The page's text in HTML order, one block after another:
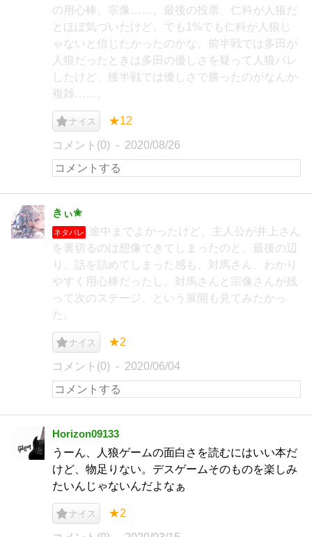
の用心棒。宗像……。最後の投票、仁科が人狼だ
とほぼ気づいたけど、でも1%でも仁科が人狼じ
ゃないと信じたかったのかな。前半戦では多田が
人狼だったときは多田の優しさを疑って人狼バレ
したけど、後半戦では優しさで勝ったのがなんか
複雑……。
ナイス ★12
コメント(0) 2020/08/26
きぃ✬
ネタバレ
途中までよかったけど、主人公が井上さん
を裏切るのは想像できてしまったのと、最後の辺
り、話を詰めてしまった感も。対馬さん、わかり
やすく用心棒だったし。対馬さんと宗像さんが残
って次のステージ、という展開も見てみたかっ
た。
ナイス ★2
コメント(0) 2020/06/04
Horizon09133
うーん、人狼ゲームの面白さを読むにはいい本だ
けど、物足りない。デスゲームそのものを楽しみ
たいんじゃないんだよなぁ
ナイス ★2